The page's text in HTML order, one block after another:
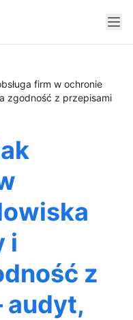
firm w ochronie
zgodność z przepisami
i
z